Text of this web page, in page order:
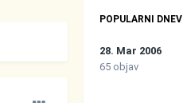
POPULARNI DNEVI
28. Mar 2006
65 objav